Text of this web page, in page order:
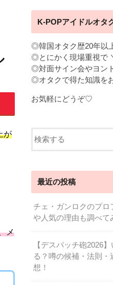
が
メ
K-POPアイドルオタ
◎韓国オタク歴20年以
◎とにかく現場重視で
◎対面サイン会やヨン
◎オタクで得た知識を
お気軽にどうぞ♡
最近の投稿
チェ・ガンロクのプ
や人気の理由も調べて
【デスパッチ砲2026
る？噂の候補・法則
想！